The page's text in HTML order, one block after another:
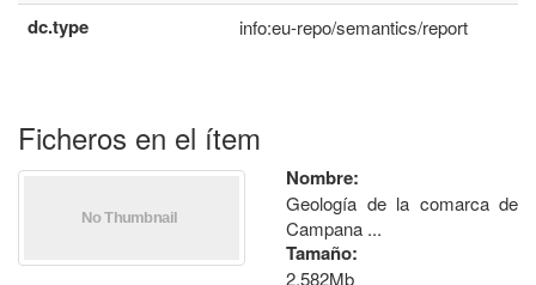
dc.type info:eu-repo/semantics/report
Ficheros en el ítem
Nombre:
Geología de la comarca de
Campana ...
Tamaño:
2.582Mb